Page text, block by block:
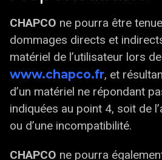
CHAPCO ne pourra être
dommages directs et
matériel de l’utilisateur lors
www.chapco.fr, et
d’un matériel ne répondant
indiquées au point 4, soit de
ou d’une incompatibilité.
CHAPCO ne pourra